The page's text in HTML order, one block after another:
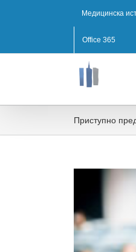
Медицинска
Office 365
Приступно